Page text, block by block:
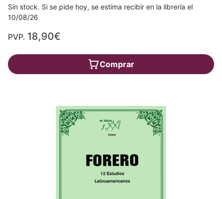
Sin stock. Si se pide hoy, se estima recibir en la librería el
10/08/26
PVP. 18,90€
Comprar